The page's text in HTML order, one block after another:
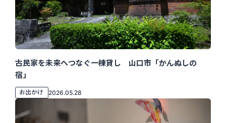
古民家を未来へつなぐ一棟貸し 山口市「かんぬしの
宿」
お出かけ 2026.05.28